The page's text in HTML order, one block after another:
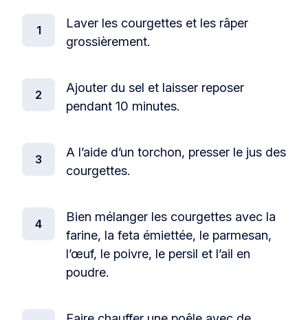
Laver les courgettes et les râper
grossièrement.
Ajouter du sel et laisser reposer
pendant 10 minutes.
A l’aide d’un torchon, presser le jus des
courgettes.
Bien mélanger les courgettes avec la
farine, la feta émiettée, le parmesan,
l’œuf, le poivre, le persil et l’ail en
poudre.